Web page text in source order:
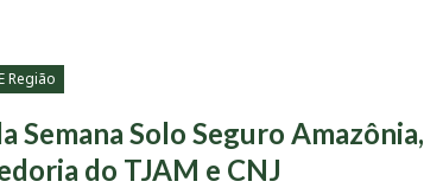
Região
Semana Solo Seguro Amazônia,
do TJAM e CNJ